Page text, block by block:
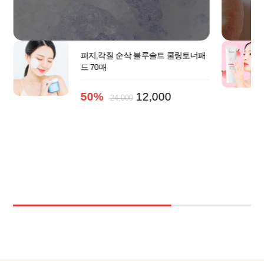
피지,각질 순삭 블루솔트 쿨링토너패
드 70매
50% 24,000 12,000